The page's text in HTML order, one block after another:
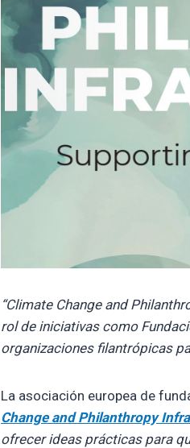
“Climate Change and
rol de iniciativas como
organizaciones filantrópicas
La asociación europea de
Change and Philanthropy
ofrecer ideas prácticas para